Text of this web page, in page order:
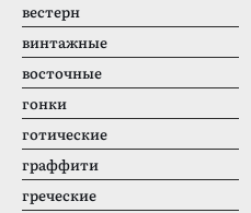
вестерн
винтажные
восточные
гонки
готические
граффити
греческие